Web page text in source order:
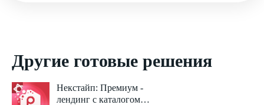
Другие готовые решения
Некстайп: Премиум -
лендинг с каталогом